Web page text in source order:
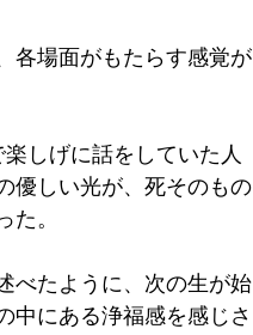
各場面がもたらす感覚が
しげに話をしていた人
優しい光が、死そのもの
。
べたように、次の生が始
中にある浄福感を感じさ